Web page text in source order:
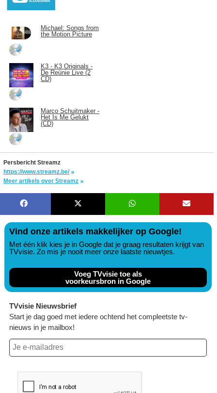
Michael: Songs from
the Motion Picture
K3 - K3 Originals -
De Reünie Live (2
CD)
Marco Schuitmaker -
Het Is Me Gelukt
(CD)
Persbericht Streamz
https://www.streamz.be/
Meer artikels over Streamz
Vind onze artikels makkelijker op Google!
Met één klik kies je in Google dat je graag resultaten krijgt van
TVvisie. Zo mis je nooit meer onze laatste nieuwtjes.
Voeg TVvisie toe als
voorkeursbron in Google
TVvisie Nieuwsbrief
Start je dag goed met iedere ochtend het compleetste tv-
nieuws in je mailbox!